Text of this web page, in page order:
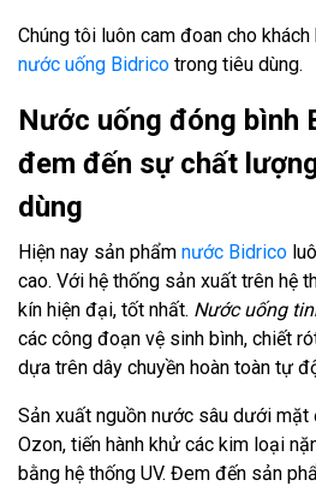
Chúng tôi luôn cam đoan cho
nước uống Bidrico trong tiêu dùng.
Nước uống đóng bình
đem đến sự chất
dùng
Hiện nay sản phẩm nước Bidrico
cao. Với hệ thống sản xuất trên hệ
kín hiện đại, tốt nhất. Nước uống
các công đoạn vệ sinh bình, chiết
dựa trên dây chuyền hoàn toàn tự
Sản xuất nguồn nước sâu dưới mặt
Ozon, tiến hành khử các kim loại
bằng hệ thống UV. Đem đến sản